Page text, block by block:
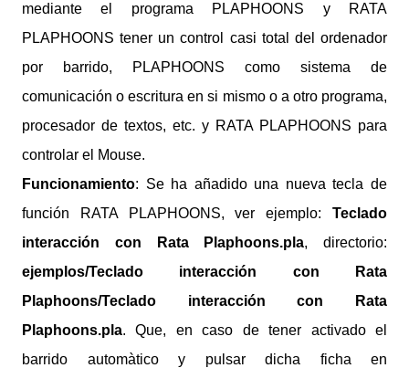
mediante el programa PLAPHOONS y RATA
PLAPHOONS tener un control casi total del ordenador
por barrido, PLAPHOONS como sistema de
comunicación o escritura en si mismo o a otro programa,
procesador de textos, etc. y RATA PLAPHOONS para
controlar el Mouse.
Funcionamiento: Se ha añadido una nueva tecla de
función RATA PLAPHOONS, ver ejemplo: Teclado
interacción con Rata Plaphoons.pla, directorio:
ejemplos/Teclado interacción con Rata
Plaphoons/Teclado interacción con Rata
Plaphoons.pla. Que, en caso de tener activado el
barrido automàtico y pulsar dicha ficha en